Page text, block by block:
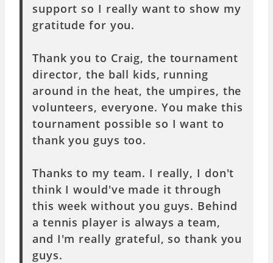
support so I really want to show my
gratitude for you.
Thank you to Craig, the tournament
director, the ball kids, running
around in the heat, the umpires, the
volunteers, everyone. You make this
tournament possible so I want to
thank you guys too.
Thanks to my team. I really, I don't
think I would've made it through
this week without you guys. Behind
a tennis player is always a team,
and I'm really grateful, so thank you
guys.